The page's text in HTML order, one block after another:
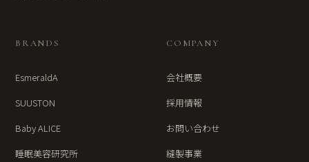
BRANDS
EsmeraldA
SUUSTON
Baby ALICE
睡眠美容研究所
COMPANY
会社概要
採用情報
お問い合わせ
縫製事業